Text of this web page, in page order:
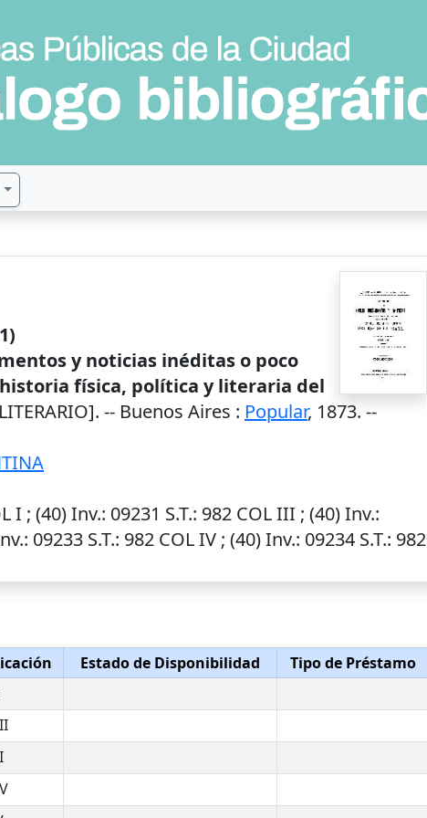
y noticias inéditas o poco
física, política y literaria del
-- Buenos Aires : Popular, 1873. --
I ; (40)Inv.: 09231 S.T.: 982 COL III ; (40)Inv.:
: 09233 S.T.: 982 COL IV ; (40)Inv.: 09234 S.T.: 982
Estado de Disponibilidad Tipo de Préstamo